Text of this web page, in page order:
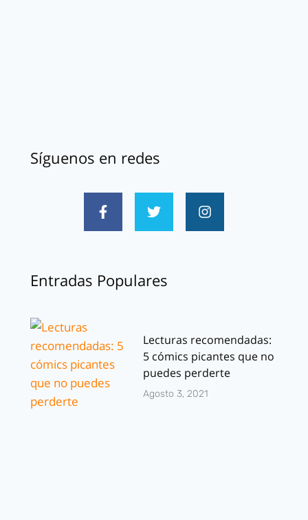
Síguenos en redes
Entradas Populares
Lecturas recomendadas:
5 cómics picantes que no
puedes perderte
Agosto 3, 2021